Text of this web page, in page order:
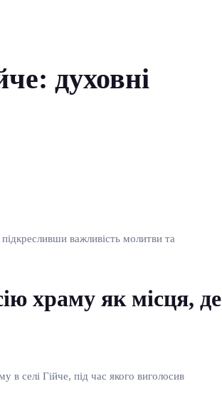
духовні
важливість молитви та
храму як місця, де
в селі Гійче, під час якого виголосив